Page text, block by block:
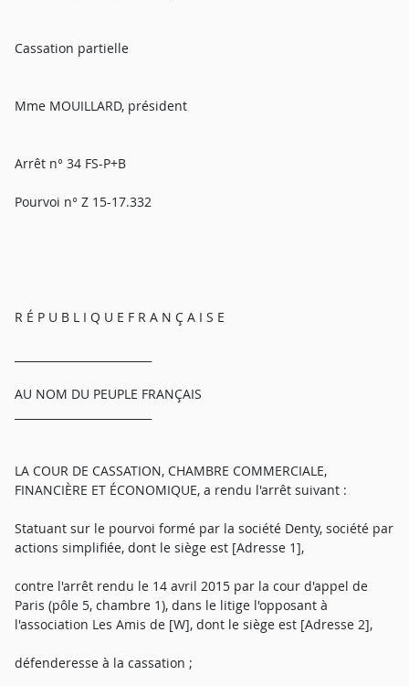
Cassation partielle
Mme MOUILLARD, président
Arrêt n° 34 FS-P+B
Pourvoi n° Z 15-17.332
R É P U B L I Q U E F R A N Ç A I S E
AU NOM DU PEUPLE FRANÇAIS
LA COUR DE CASSATION, CHAMBRE COMMERCIALE,
FINANCIÈRE ET ÉCONOMIQUE, a rendu l'arrêt suivant :
Statuant sur le pourvoi formé par la société Denty, société par
actions simplifiée, dont le siège est [Adresse 1],
contre l'arrêt rendu le 14 avril 2015 par la cour d'appel de
Paris (pôle 5, chambre 1), dans le litige l'opposant à
l'association Les Amis de [W], dont le siège est [Adresse 2],
défenderesse à la cassation ;